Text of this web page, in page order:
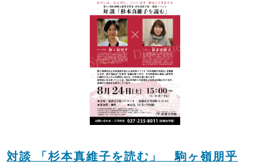
対談 「杉本真維子を読む」 駒ヶ嶺朋乎